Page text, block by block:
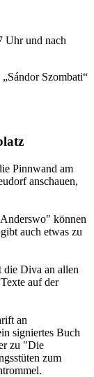
Uhr und nach
Pinnwand am
anschauen,
können
auch etwas zu
die Diva an allen
auf der
an
signiertes Buch
zu "Die
zum